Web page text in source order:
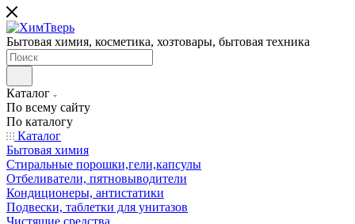
Бытовая химия, косметика, хозтовары, бытовая техника
Каталог
По всему сайту
По каталогу
Каталог
Бытовая химия
Стиральные порошки,гели,капсулы
Отбеливатели, пятновыводители
Кондиционеры, антистатики
Подвески, таблетки для унитазов
Чистящие средства